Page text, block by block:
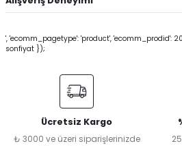
', 'ecomm_pagetype': 'product', 'ecomm_prodid':
sonfiyat });
Ücretsiz Kargo
₺ 3000 ve üzeri siparişlerinizde